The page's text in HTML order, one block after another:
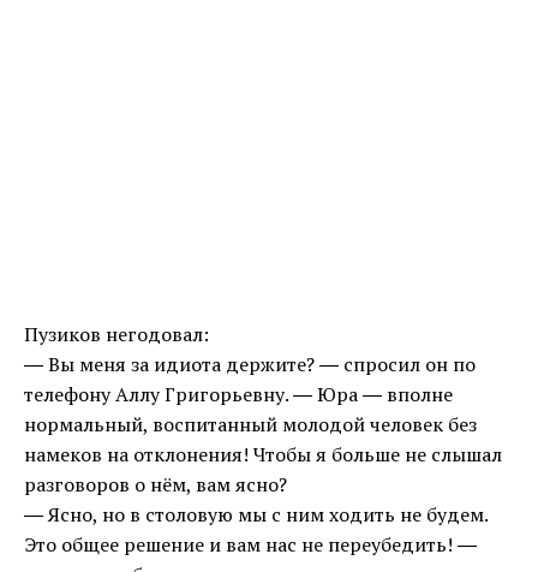
Пузиков негодовал:
― Вы меня за идиота держите? ― спросил он по
телефону Аллу Григорьевну. ― Юра ― вполне
нормальный, воспитанный молодой человек без
намеков на отклонения! Чтобы я больше не слышал
разговоров о нём, вам ясно?
― Ясно, но в столовую мы с ним ходить не будем.
Это общее решение и вам нас не переубедить! ―